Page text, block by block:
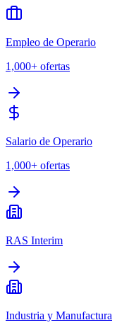
Empleo de Operario
1,000+ ofertas
Salario de Operario
1,000+ ofertas
RAS Interim
Industria y Manufactura